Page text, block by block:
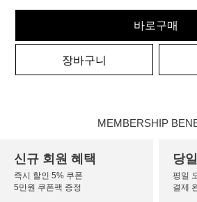
바로구매
장바구니
MEMBERSHIP
신규 회원 혜택
즉시 할인 5% 쿠폰
5만원 쿠폰팩 증정
당
평일
결제